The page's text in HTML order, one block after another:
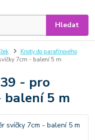
Hledat
Knoty do parafínového
7cm - balení 5 m
- pro
balení 5 m